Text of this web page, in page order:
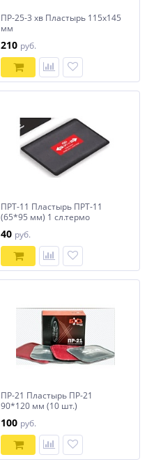
ПР-25-3 хв Пластырь 115х145
мм
210 руб.
ПРТ-11 Пластырь ПРТ-11
(65*95 мм) 1 сл.термо
40 руб.
ПР-21 Пластырь ПР-21
90*120 мм (10 шт.)
100 руб.